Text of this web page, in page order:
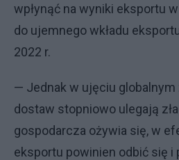
wpłynąć na wyniki eksportu
do ujemnego wkładu
2022 r.
— Jednak w ujęciu globalnym
dostaw stopniowo ulegają
gospodarcza ożywia się, w
eksportu powinien odbić się i